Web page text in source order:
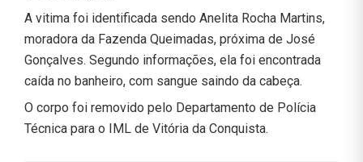
A vitima foi identificada sendo Anelita Rocha Martins,
moradora da Fazenda Queimadas, próxima de José
Gonçalves. Segundo informações, ela foi encontrada
caída no banheiro, com sangue saindo da cabeça.
O corpo foi removido pelo Departamento de Polícia
Técnica para o IML de Vitória da Conquista.